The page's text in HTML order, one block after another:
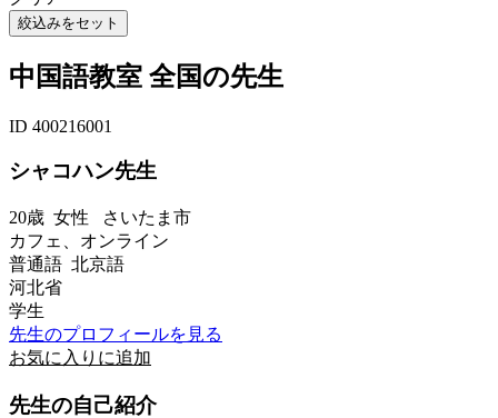
中国語教室 全国の先生
ID 400216001
シャコハン先生
20歳 女性 さいたま市
カフェ、オンライン
普通語 北京語
河北省
学生
先生のプロフィールを見る
お気に入りに追加
先生の自己紹介